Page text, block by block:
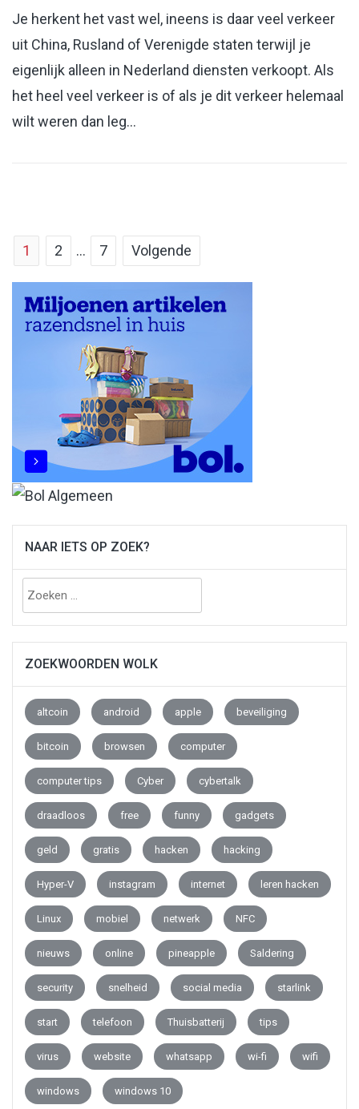
Je herkent het vast wel, ineens is daar veel verkeer
uit China, Rusland of Verenigde staten terwijl je
eigenlijk alleen in Nederland diensten verkoopt. Als
het heel veel verkeer is of als je dit verkeer helemaal
wilt weren dan leg…
Berichten
paginering
1 2 … 7 Volgende
NAAR IETS OP ZOEK?
Zoeken
naar:
ZOEKWOORDEN WOLK
altcoin android apple beveiliging
bitcoin browsen computer
computer tips Cyber cybertalk
draadloos free funny gadgets
geld gratis hacken hacking
Hyper-V instagram internet leren hacken
Linux mobiel netwerk NFC
nieuws online pineapple Saldering
security snelheid social media starlink
start telefoon Thuisbatterij tips
virus website whatsapp wi-fi wifi
windows windows 10